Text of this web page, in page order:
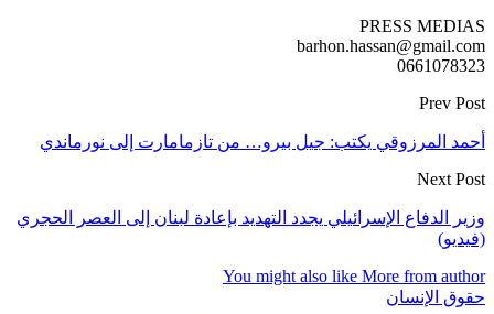
PRESS
Prev
المرزوقي يكتب: جيل بيرو… من تازمامارت إلى نورماندي
Next
الدفاع الإسرائيلي يجدد التهديد بإعادة لبنان إلى العصر الحجري
You might also like More from
الإنسان